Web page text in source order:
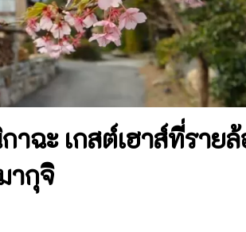
าฉะ เกสต์เฮาส์ที่ราย
ากุจิ